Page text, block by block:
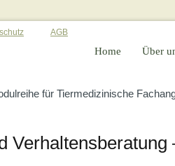
AGB
Home Über
für Tiermedizinische
Verhaltensberatung